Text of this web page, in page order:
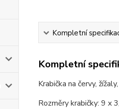
Kompletní
Kompletní
Krabička na červy,
Rozměry krabičky: 9 x